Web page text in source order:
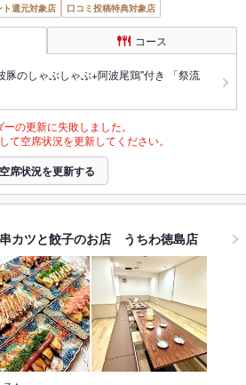
ト還元対象店 口コミ投稿特典対象店
コース
のしゃぶしゃぶ+阿波尾鶏"付き 「祭流
ーの更新に失敗しました。
て空席状況を更新してください。
空席状況を更新する
串カツと餃子のお店 うちわ徳島店